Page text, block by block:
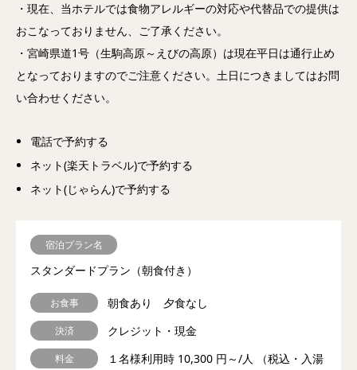
・現在、当ホテルでは食物アレルギーの対応や代替品での提供は
おこなっておりません、ご了承ください。
・宮崎県道1号（生駒高原～えびの高原）は現在平日は通行止め
となっておりますのでご注意ください。土日につきましてはお問
い合わせください。
電話で予約する
ネット(楽天トラベル)で予約する
ネット(じゃらん)で予約する
宿泊プラン名
スタンダードプラン（朝食付き）
お食事 朝食あり 夕食なし
決済 クレジット・現金
料金
１名様利用時 10,300 円～/人 （税込・入湯